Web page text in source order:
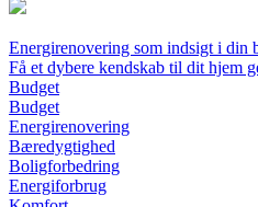
Energirenovering som indsigt i din
Få et dybere kendskab til dit hjem
Budget
Budget
Energirenovering
Bæredygtighed
Boligforbedring
Energiforbrug